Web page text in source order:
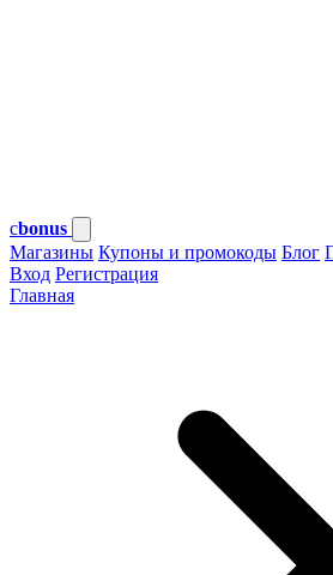
cbonus
Магазины Купоны и промокоды Блог
Вход Регистрация
Главная